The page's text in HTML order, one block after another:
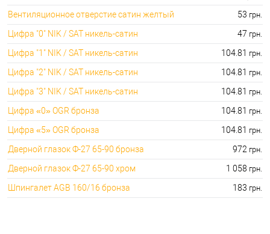
для дверей:
🔑 самый дешевый: 53.00 грн. самый
дорогой: 157.00 грн.
Вентиляционное отверстие сатин желтый
53 грн.
Цифра "0" NIK / SAT никель-сатин 47 грн.
Цифра "1" NIK / SAT никель-сатин 104.81 грн.
Цифра "2" NIK / SAT никель-сатин 104.81 грн.
Цифра "3" NIK / SAT никель-сатин 104.81 грн.
Цифра «0» OGR бронза 104.81 грн.
Цифра «5» OGR бронза 104.81 грн.
Дверной глазок Ф-27 65-90 бронза 972 грн.
Дверной глазок Ф-27 65-90 хром 1 058 грн.
Шпингалет AGB 160/16 бронза 183 грн.